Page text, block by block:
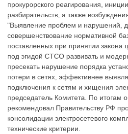
прокурорского реагирования,
разбирательств, а также
"Выявление проблем и нарушений,
совершенствование нормативной
поставленных при принятии закона
под эгидой СТСО развивать и
пресекать нарушение порядка
потери в сетях, эффективнее
подключения к сетям и хищения
председатель Комитета. По итогам
рекомендовал Правительству РФ
консолидации электросетевого
технические критерии.